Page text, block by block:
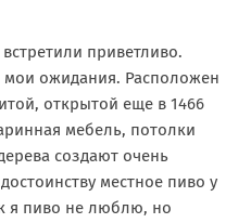
приветливо.
ожидания. Расположен
открытой еще в 1466
мебель, потолки
создают очень
местное пиво у
я пиво не люблю, но